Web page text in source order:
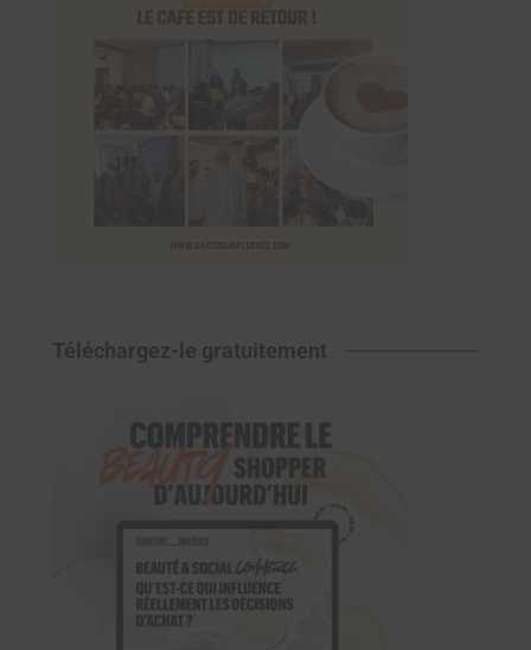
Téléchargez-le gratuitement